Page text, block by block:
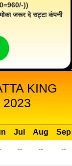
))
जरूर दे सट्टा कंपनी
KING
2023
Jul Aug
Sep
-- -- --